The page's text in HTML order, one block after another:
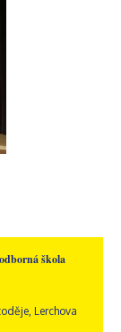
škola
Lerchova